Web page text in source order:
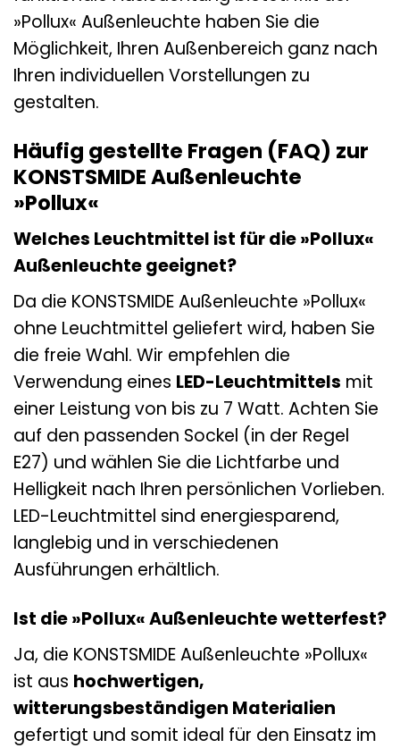
»Pollux« Außenleuchte haben Sie die
Möglichkeit, Ihren Außenbereich ganz nach
Ihren individuellen Vorstellungen zu
gestalten.
Häufig gestellte Fragen (FAQ) zur
KONSTSMIDE Außenleuchte
»Pollux«
Welches Leuchtmittel ist für die »Pollux«
Außenleuchte geeignet?
Da die KONSTSMIDE Außenleuchte »Pollux«
ohne Leuchtmittel geliefert wird, haben Sie
die freie Wahl. Wir empfehlen die
Verwendung eines LED-Leuchtmittels mit
einer Leistung von bis zu 7 Watt. Achten Sie
auf den passenden Sockel (in der Regel
E27) und wählen Sie die Lichtfarbe und
Helligkeit nach Ihren persönlichen Vorlieben.
LED-Leuchtmittel sind energiesparend,
langlebig und in verschiedenen
Ausführungen erhältlich.
Ist die »Pollux« Außenleuchte wetterfest?
Ja, die KONSTSMIDE Außenleuchte »Pollux«
ist aus hochwertigen,
witterungsbeständigen Materialien
gefertigt und somit ideal für den Einsatz im